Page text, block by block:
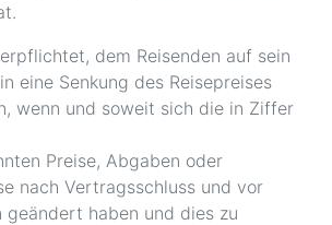
dem Reisenden auf sein
eine Senkung des Reisepreises
wenn und soweit sich die in Ziffer
Preise, Abgaben oder
nach Vertragsschluss und vor
geändert haben und dies zu